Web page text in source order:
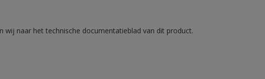
wij naar het technische documentatieblad van dit product.